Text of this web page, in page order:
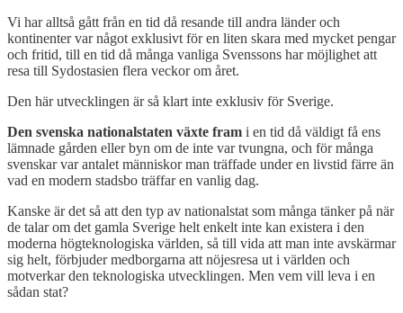
Vi har alltså gått från en tid då resande till andra länder och
kontinenter var något exklusivt för en liten skara med mycket pengar
och fritid, till en tid då många vanliga Svenssons har möjlighet att
resa till Sydostasien flera veckor om året.
Den här utvecklingen är så klart inte exklusiv för Sverige.
Den svenska nationalstaten växte fram i en tid då väldigt få ens
lämnade gården eller byn om de inte var tvungna, och för många
svenskar var antalet människor man träffade under en livstid färre än
vad en modern stadsbo träffar en vanlig dag.
Kanske är det så att den typ av nationalstat som många tänker på när
de talar om det gamla Sverige helt enkelt inte kan existera i den
moderna högteknologiska världen, så till vida att man inte avskärmar
sig helt, förbjuder medborgarna att nöjesresa ut i världen och
motverkar den teknologiska utvecklingen. Men vem vill leva i en
sådan stat?